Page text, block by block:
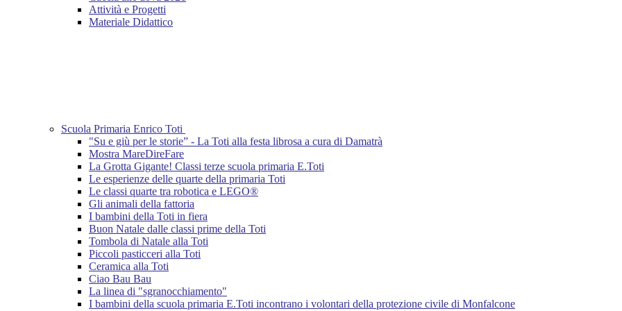
Attività e Progetti
Materiale Didattico
Scuola Primaria Enrico Toti
"Su e giù per le storie” - La Toti alla festa librosa a cura di Damatrà
Mostra MareDireFare
La Grotta Gigante! Classi terze scuola primaria E.Toti
Le esperienze delle quarte della primaria Toti
Le classi quarte tra robotica e LEGO®
Gli animali della fattoria
I bambini della Toti in fiera
Buon Natale dalle classi prime della Toti
Tombola di Natale alla Toti
Piccoli pasticceri alla Toti
Ceramica alla Toti
Ciao Bau Bau
La linea di "sgranocchiamento"
I bambini della scuola primaria E.Toti incontrano i volontari della protezione civile di Monfalcone